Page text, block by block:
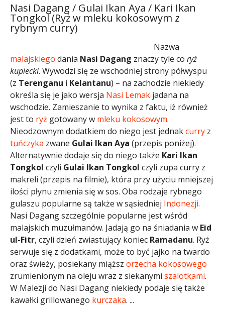
Nasi Dagang / Gulai Ikan Aya / Kari Ikan
Tongkol (Ryż w mleku kokosowym z
rybnym curry)
Nazwa
malajskiego dania Nasi Dagang znaczy tyle co ryż
kupiecki. Wywodzi się ze wschodniej strony półwyspu
(z Terenganu i Kelantanu) – na zachodzie niekiedy
określa się je jako wersja Nasi Lemak jadana na
wschodzie. Zamieszanie to wynika z faktu, iż również
jest to ryż gotowany w mleku kokosowym.
Nieodzownym dodatkiem do niego jest jednakcurry z
tuńczyka zwane Gulai Ikan Aya (przepis poniżej).
Alternatywnie dodaje się do niego także Kari Ikan
Tongkol czyli Gulai Ikan Tongkol czyli zupa curry z
makreli (przepis na filmie), która przy użyciu mniejszej
ilości płynu zmienia się w sos. Oba rodzaje rybnego
gulaszu popularne są także w sąsiedniej Indonezji.
Nasi Dagang szczególnie popularne jest wśród
malajskich muzułmanów. Jadają go na śniadania w Eid
ul-Fitr, czyli dzień zwiastujący koniec Ramadanu. Ryż
serwuje się z dodatkami, może to być jajko na twardo
oraz świeży, posiekany miąższ orzecha kokosowego
zrumienionym na oleju wraz z siekanymi szalotkami.
W Malezji do Nasi Dagang niekiedy podaje się także
kawałki grillowanego kurczaka. ...